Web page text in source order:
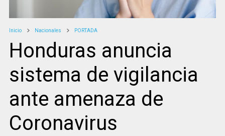
Inicio Nacionales PORTADA
Honduras anuncia
sistema de vigilancia
ante amenaza de
Coronavirus